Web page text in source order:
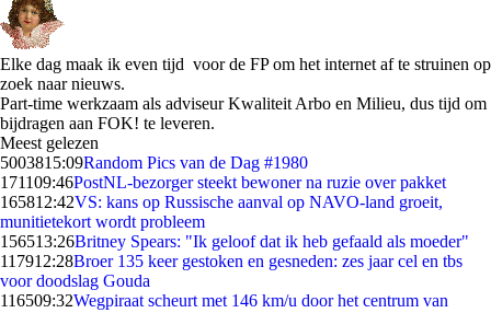
Elke dag maak ik even tijd voor de FP om het internet af te struinen op
zoek naar nieuws.
Part-time werkzaam als adviseur Kwaliteit Arbo en Milieu, dus tijd om
bijdragen aan FOK! te leveren.
Meest gelezen
5003815:09Random Pics van de Dag #1980
171109:46PostNL-bezorger steekt bewoner na ruzie over pakket
165812:42VS: kans op Russische aanval op NAVO-land groeit,
munitietekort wordt probleem
156513:26Britney Spears: "Ik geloof dat ik heb gefaald als moeder"
117912:28Broer 135 keer gestoken en gesneden: zes jaar cel en tbs
voor doodslag Gouda
116509:32Wegpiraat scheurt met 146 km/u door het centrum van